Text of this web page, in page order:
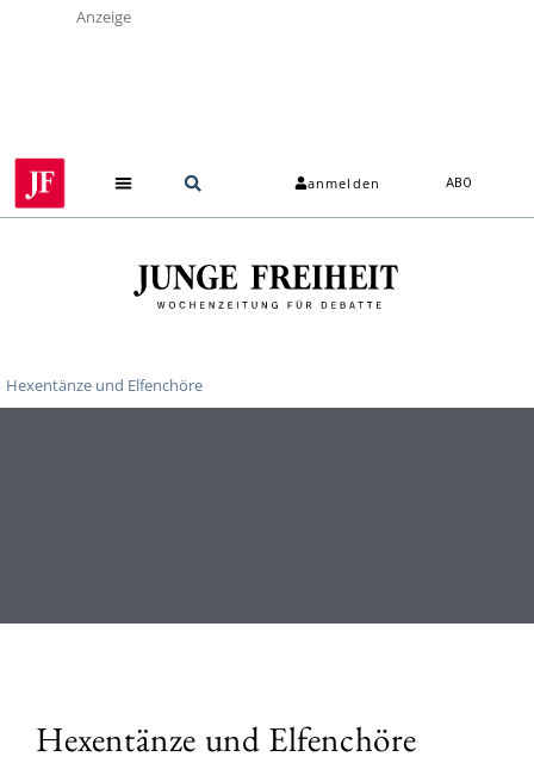
Anzeige
anmelden ABO
Hexentänze und Elfenchöre
Hexentänze und Elfenchöre